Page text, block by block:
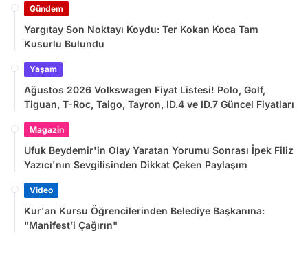
Gündem
Yargıtay Son Noktayı Koydu: Ter Kokan Koca Tam
Kusurlu Bulundu
Yaşam
Ağustos 2026 Volkswagen Fiyat Listesi! Polo, Golf,
Tiguan, T-Roc, Taigo, Tayron, ID.4 ve ID.7 Güncel Fiyatları
Magazin
Ufuk Beydemir'in Olay Yaratan Yorumu Sonrası İpek Filiz
Yazıcı'nın Sevgilisinden Dikkat Çeken Paylaşım
Video
Kur'an Kursu Öğrencilerinden Belediye Başkanına:
"Manifest’i Çağırın"